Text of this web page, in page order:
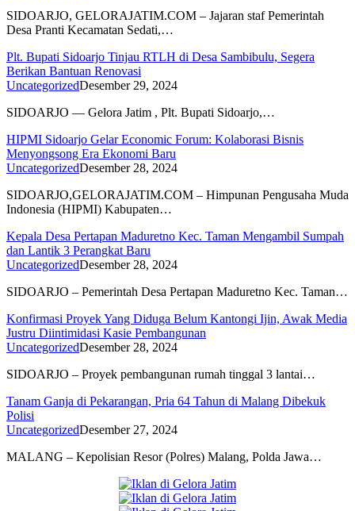
SIDOARJO, GELORAJATIM.COM – Jajaran staf Pemerintah
Desa Pranti Kecamatan Sedati,…
Plt. Bupati Sidoarjo Tinjau RTLH di Desa Sambibulu, Segera
Berikan Bantuan Renovasi
UncategorizedDesember 29, 2024
SIDOARJO — Gelora Jatim , Plt. Bupati Sidoarjo,…
HIPMI Sidoarjo Gelar Economic Forum: Kolaborasi Bisnis
Menyongsong Era Ekonomi Baru
UncategorizedDesember 28, 2024
SIDOARJO,GELORAJATIM.COM – Himpunan Pengusaha Muda
Indonesia (HIPMI) Kabupaten…
Kepala Desa Pertapan Maduretno Kec. Taman Mengambil Sumpah
dan Lantik 3 Perangkat Baru
UncategorizedDesember 28, 2024
SIDOARJO – Pemerintah Desa Pertapan Maduretno Kec. Taman…
Konfirmasi Proyek Yang Diduga Belum Kantongi Ijin, Awak Media
Justru Diintimidasi Kasie Pembangunan
UncategorizedDesember 28, 2024
SIDOARJO – Proyek pembangunan rumah tinggal 3 lantai…
Tanam Ganja di Pekarangan, Pria 64 Tahun di Malang Dibekuk
Polisi
UncategorizedDesember 27, 2024
MALANG – Kepolisian Resor (Polres) Malang, Polda Jawa…